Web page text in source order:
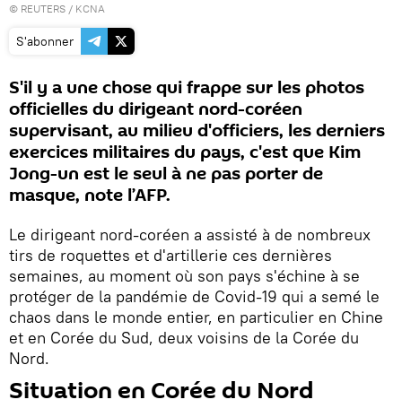
© REUTERS / KCNA
S'abonner
S'il y a une chose qui frappe sur les photos
officielles du dirigeant nord-coréen
supervisant, au milieu d'officiers, les derniers
exercices militaires du pays, c'est que Kim
Jong-un est le seul à ne pas porter de
masque, note l’AFP.
Le dirigeant nord-coréen a assisté à de nombreux
tirs de roquettes et d'artillerie ces dernières
semaines, au moment où son pays s'échine à se
protéger de la pandémie de Covid-19 qui a semé le
chaos dans le monde entier, en particulier en Chine
et en Corée du Sud, deux voisins de la Corée du
Nord.
Situation en Corée du Nord